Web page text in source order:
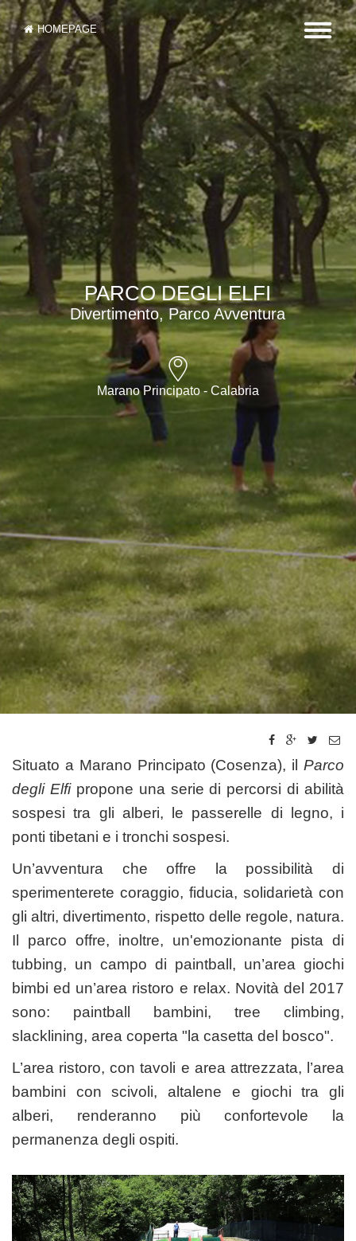
HOMEPAGE
PARCO DEGLI ELFI
Divertimento, Parco Avventura
Marano Principato - Calabria
Situato a Marano Principato (Cosenza), il Parco
degli Elfipropone una serie di percorsi di abilità
sospesi tra gli alberi, le passerelle di legno, i
ponti tibetani e i tronchi sospesi.
Un’avventura che offre la possibilità di
sperimenterete coraggio, fiducia, solidarietà con
gli altri, divertimento, rispetto delle regole, natura.
Il parco offre, inoltre, un'emozionante pista di
tubbing, un campo di paintball, un’area giochi
bimbi ed un’area ristoro e relax. Novità del 2017
sono: paintball bambini, tree climbing,
slacklining, area coperta "la casetta del bosco".
L’area ristoro, con tavoli e area attrezzata, l’area
bambini con scivoli, altalene e giochi tra gli
alberi, renderanno più confortevole la
permanenza degli ospiti.